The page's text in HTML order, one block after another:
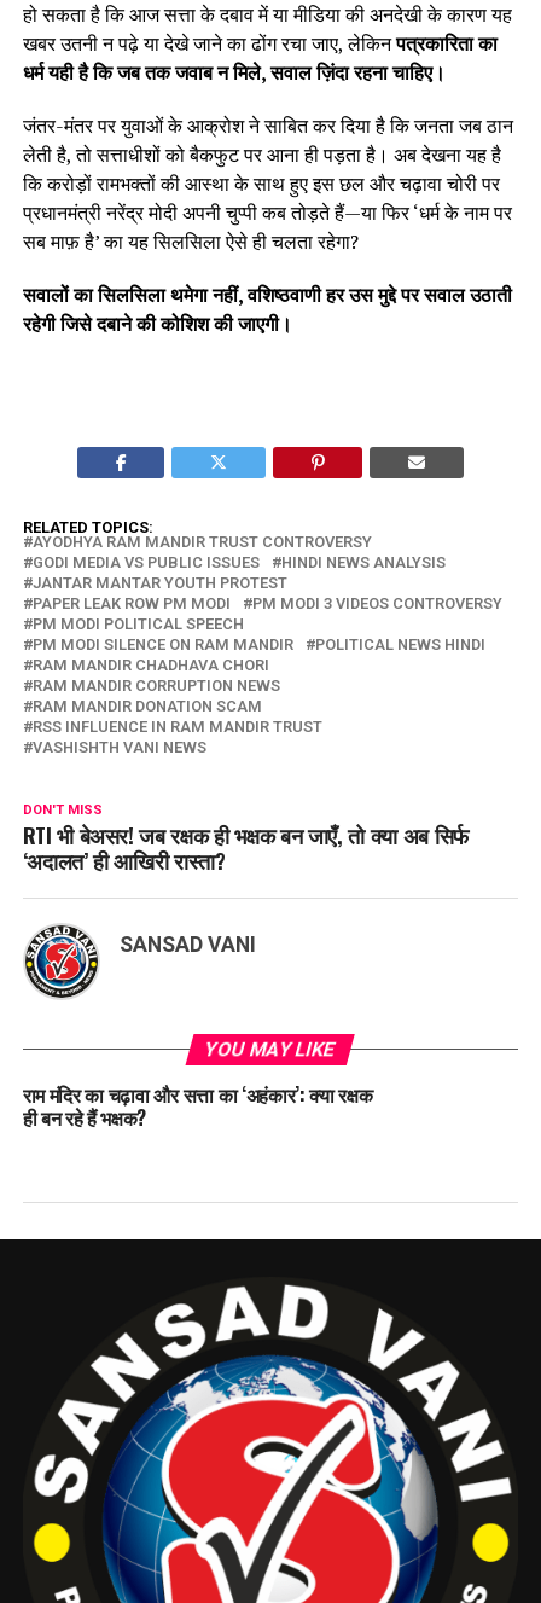
हो सकता है कि आज सत्ता के दबाव में या मीडिया की अनदेखी के कारण यह
खबर उतनी न पढ़े या देखे जाने का ढोंग रचा जाए, लेकिनपत्रकारिता का
धर्म यही है कि जब तक जवाब न मिले, सवाल ज़िंदा रहना चाहिए।
जंतर-मंतर पर युवाओं के आक्रोश ने साबित कर दिया है कि जनता जब ठान
लेती है, तो सत्ताधीशों को बैकफुट पर आना ही पड़ता है। अब देखना यह है
कि करोड़ों रामभक्तों की आस्था के साथ हुए इस छल और चढ़ावा चोरी पर
प्रधानमंत्री नरेंद्र मोदी अपनी चुप्पी कब तोड़ते हैं—या फिर ‘धर्म के नाम पर
सब माफ़ है’ का यह सिलसिला ऐसे ही चलता रहेगा?
सवालों का सिलसिला थमेगा नहीं, वशिष्ठवाणी हर उस मुद्दे पर सवाल उठाती
रहेगी जिसे दबाने की कोशिश की जाएगी।
RELATED TOPICS:
AYODHYA RAM MANDIR TRUST CONTROVERSY
GODI MEDIA VS PUBLIC ISSUES
HINDI NEWS ANALYSIS
JANTAR MANTAR YOUTH PROTEST
PAPER LEAK ROW PM MODI
PM MODI 3 VIDEOS CONTROVERSY
PM MODI POLITICAL SPEECH
PM MODI SILENCE ON RAM MANDIR
POLITICAL NEWS HINDI
RAM MANDIR CHADHAVA CHORI
RAM MANDIR CORRUPTION NEWS
RAM MANDIR DONATION SCAM
RSS INFLUENCE IN RAM MANDIR TRUST
VASHISHTH VANI NEWS
DON'T MISS
RTI भी बेअसर! जब रक्षक ही भक्षक बन जाएँ, तो क्या अब सिर्फ
‘अदालत’ ही आखिरी रास्ता?
SANSAD VANI
YOU MAY LIKE
राम मंदिर का चढ़ावा और सत्ता का ‘अहंकार’: क्या रक्षक
ही बन रहे हैं भक्षक?